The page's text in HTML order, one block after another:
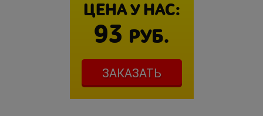
ЦЕНА У НАС:
93 РУБ.
ЗАКАЗАТЬ